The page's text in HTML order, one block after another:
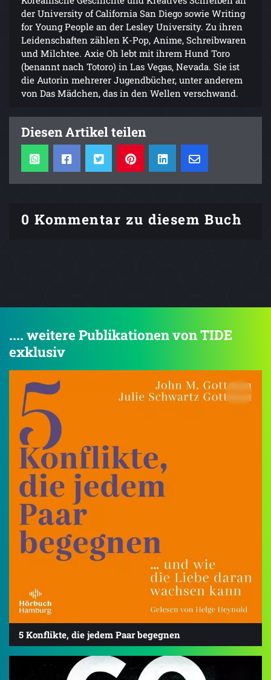
der University of California San Diego sowie Writing
for Young People an der Lesley University. Zu ihren
Leidenschaften zählen K-Pop, Anime, Schreibwaren
und Milchtee. Axie Oh lebt mit ihrem Hund Toro
(benannt nach Totoro) in Las Vegas, Nevada. Sie ist
die Autorin mehrerer Jugendbücher, unter anderem
von Das Mädchen, das in den Wellen verschwand.
Diesen Artikel teilen
0 Kommentar zu diesem Buch
.... weitere Publikationen von TIDE
exklusiv
5 Konflikte, die jedem Paar begegnen